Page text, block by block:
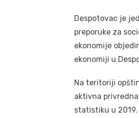
Despotovac je
preporuke za
ekonomije
ekonomiji u
Na teritoriji
aktivna
statistiku u